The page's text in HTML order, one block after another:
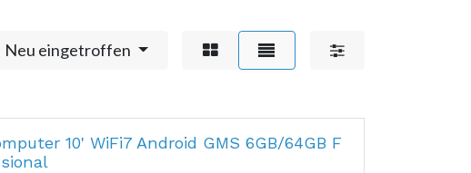
Neu eingetroffen
10' WiFi7 Android GMS 6GB/64GB F